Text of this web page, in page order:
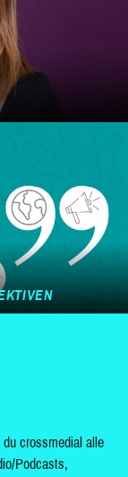
crossmedial alle
Podcasts,